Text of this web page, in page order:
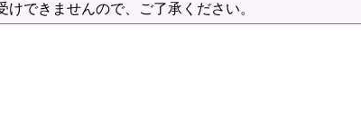
できませんので、ご了承ください。